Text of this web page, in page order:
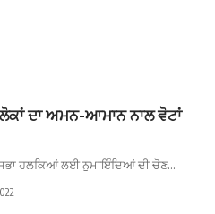
ਦਾ ਅਮਨ-ਆਮਾਨ ਨਾਲ ਵੋਟਾਂ
ਸਭਾ ਹਲਕਿਆਂ ਲਈ ਨੁਮਾਇੰਦਿਆਂ ਦੀ ਚੋਣ…